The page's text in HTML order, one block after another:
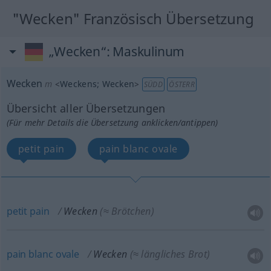
"Wecken" Französisch Übersetzung
„Wecken“: Maskulinum
Wecken m <Weckens; Wecken> SÜDD ÖSTERR
Übersicht aller Übersetzungen
(Für mehr Details die Übersetzung anklicken/antippen)
petit pain pain blanc ovale
petit pain Wecken (≈ Brötchen)
pain blanc ovale Wecken (≈ längliches Brot)